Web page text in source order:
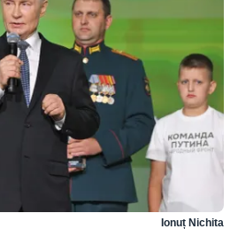
Ionuț Nichita